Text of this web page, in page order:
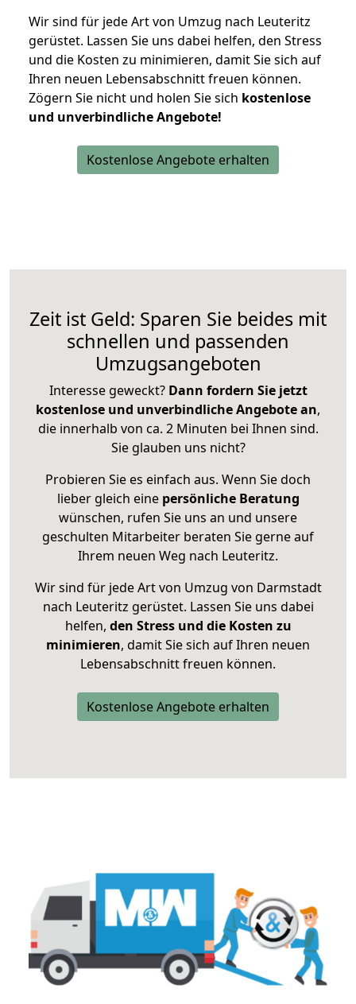
Wir sind für jede Art von Umzug nach Leuteritz
gerüstet. Lassen Sie uns dabei helfen, den Stress
und die Kosten zu minimieren, damit Sie sich auf
Ihren neuen Lebensabschnitt freuen können.
Zögern Sie nicht und holen Sie sich kostenlose
und unverbindliche Angebote!
Kostenlose Angebote erhalten
Zeit ist Geld: Sparen Sie beides mit
schnellen und passenden
Umzugsangeboten
Interesse geweckt? Dann fordern Sie jetzt
kostenlose und unverbindliche Angebote an,
die innerhalb von ca. 2 Minuten bei Ihnen sind.
Sie glauben uns nicht?
Probieren Sie es einfach aus. Wenn Sie doch
lieber gleich eine persönliche Beratung
wünschen, rufen Sie uns an und unsere
geschulten Mitarbeiter beraten Sie gerne auf
Ihrem neuen Weg nach Leuteritz.
Wir sind für jede Art von Umzug von Darmstadt
nach Leuteritz gerüstet. Lassen Sie uns dabei
helfen, den Stress und die Kosten zu
minimieren, damit Sie sich auf Ihren neuen
Lebensabschnitt freuen können.
Kostenlose Angebote erhalten